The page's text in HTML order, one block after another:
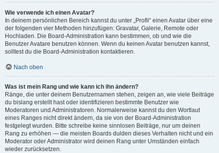
Wie verwende ich einen Avatar?
In deinem persönlichen Bereich kannst du unter „Profil“ einen Avatar über eine
der folgenden vier Methoden hinzufügen: Gravatar, Galerie, Remote oder
Hochladen. Die Board-Administration kann bestimmen, ob und wie die
Benutzer Avatare benutzen können. Wenn du keinen Avatar benutzen kannst,
solltest du die Board-Administration kontaktieren.
Nach oben
Was ist mein Rang und wie kann ich ihn ändern?
Ränge, die unter deinem Benutzernamen stehen, zeigen an, wie viele Beiträge
du bislang erstellt hast oder identifizieren bestimmte Benutzer wie
Moderatoren und Administratoren. Normalerweise kannst du den Wortlaut
eines Ranges nicht direkt ändern, da sie von der Board-Administration
festgelegt wurden. Bitte schreibe keine sinnlosen Beiträge, nur um deinen
Rang zu erhöhen — die meisten Boards dulden dieses Verhalten nicht und ein
Moderator oder Administrator wird deinen Rang unter Umständen einfach
wieder zurücksetzen.